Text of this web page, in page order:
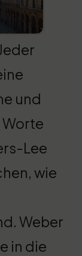
und
Worte
Lee
wie
Weber
in die